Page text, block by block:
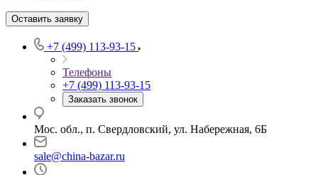
Оставить заявку
+7 (499) 113-93-15
Телефоны
+7 (499) 113-93-15
Заказать звонок
Мос. обл., п. Свердловский, ул. Набережная, 6Б
sale@china-bazar.ru